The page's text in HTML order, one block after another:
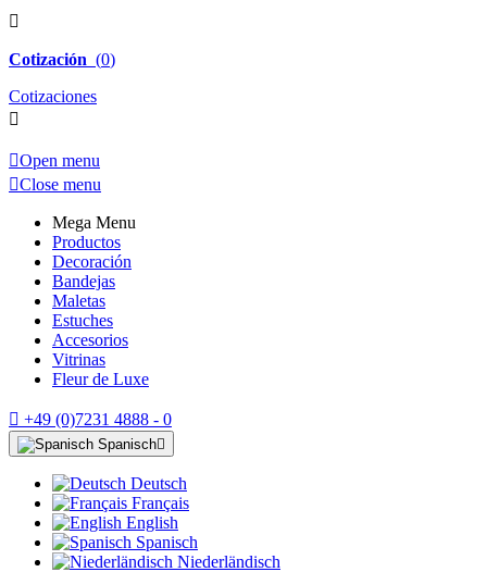

Cotización (0)
Cotizaciones

Open menu
Close menu
Mega Menu
Productos
Decoración
Bandejas
Maletas
Estuches
Accesorios
Vitrinas
Fleur de Luxe
 +49 (0)7231 4888 - 0
Spanisch
Deutsch
Français
English
Spanisch
Niederländisch